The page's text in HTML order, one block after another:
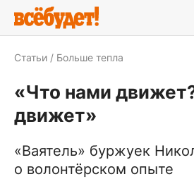
Статьи Больше тепла
«Что нами
движет»
«Ваятель» буржуек
о волонтёрском опыте